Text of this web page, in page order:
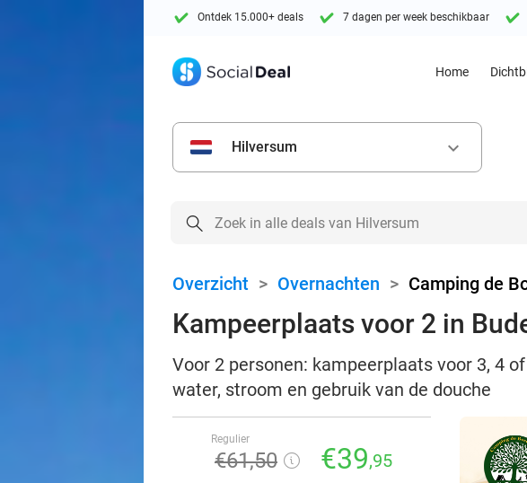
Ontdek 15.000+ deals 7 dagen per week beschikbaar
Home
Hilversum keyboard_arrow_down
Overzicht > Overnachten > Camping de
Kampeerplaats voor 2 in
Voor 2 personen: kampeerplaats voor 3, 4
water, stroom en gebruik van de douche
Regulier
€61,50 €39,95